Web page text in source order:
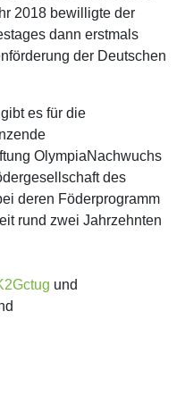
2018 bewilligte der
dann erstmals
der Deutschen
es für die
OlympiaNachwuchs
des
deren Föderprogramm
rund zwei Jahrzehnten
und